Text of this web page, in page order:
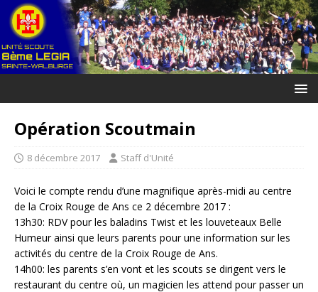
Opération Scoutmain
8 décembre 2017 Staff d'Unité
Voici le compte rendu d’une magnifique après-midi au centre
de la Croix Rouge de Ans ce 2 décembre 2017 :
13h30: RDV pour les baladins Twist et les louveteaux Belle
Humeur ainsi que leurs parents pour une information sur les
activités du centre de la Croix Rouge de Ans.
14h00: les parents s’en vont et les scouts se dirigent vers le
restaurant du centre où, un magicien les attend pour passer un